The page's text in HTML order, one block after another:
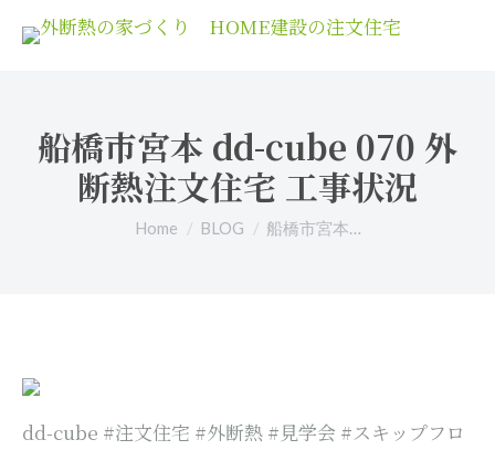
船橋市宮本 dd-cube 070 外
断熱注文住宅 工事状況
You are here:
Home BLOG 船橋市宮本…
dd-cube #注文住宅 #外断熱 #見学会 #スキップフロ